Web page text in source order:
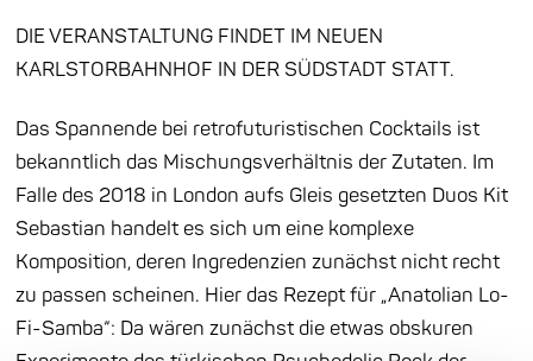
DIE VERANSTALTUNG FINDET IM NEUEN
KARLSTORBAHNHOF IN DER SÜDSTADT STATT.
Das Spannende bei retrofuturistischen Cocktails ist
bekanntlich das Mischungsverhältnis der Zutaten. Im
Falle des 2018 in London aufs Gleis gesetzten Duos Kit
Sebastian handelt es sich um eine komplexe
Komposition, deren Ingredenzien zunächst nicht recht
zu passen scheinen. Hier das Rezept für „Anatolian Lo-
Fi-Samba“: Da wären zunächst die etwas obskuren